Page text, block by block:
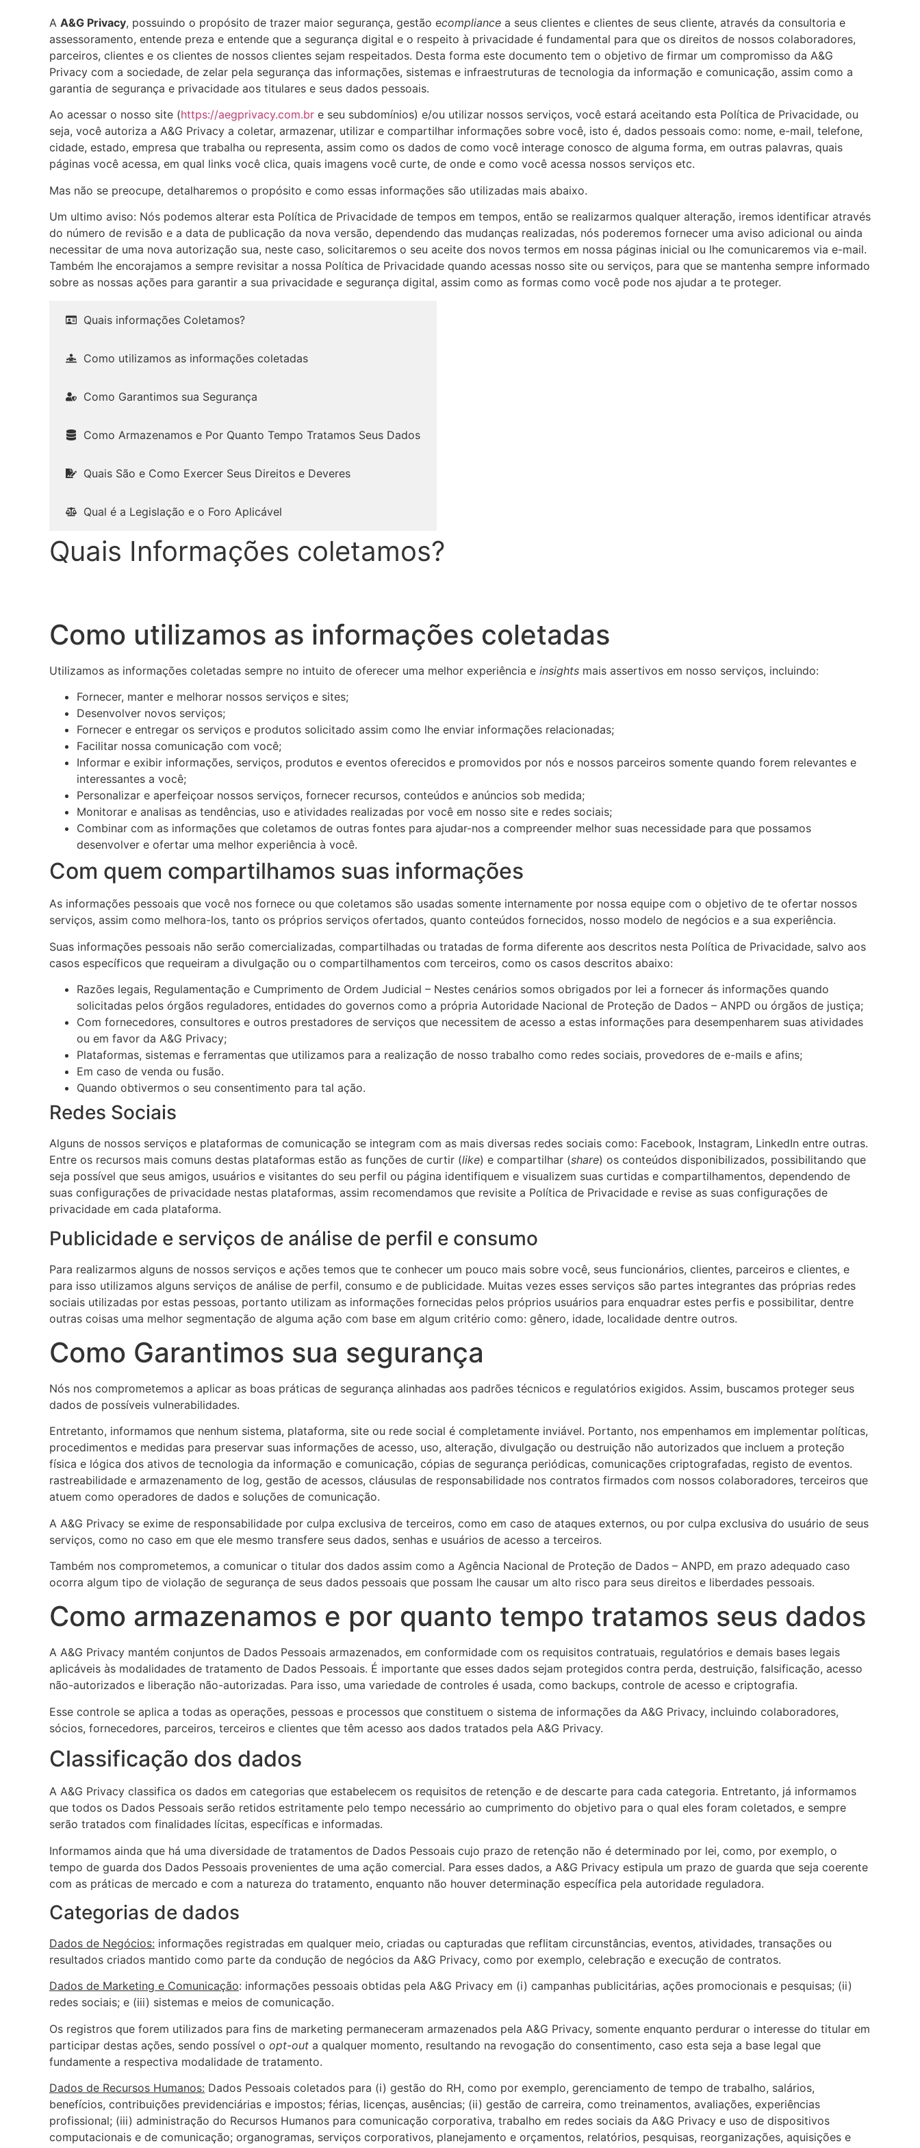
A A&G Privacy, possuindo o propósito de trazer maior segurança, gestão ecompliance a seus clientes e clientes de seus cliente, através da consultoria e
assessoramento, entende preza e entende que a segurança digital e o respeito à privacidade é fundamental para que os direitos de nossos colaboradores,
parceiros, clientes e os clientes de nossos clientes sejam respeitados. Desta forma este documento tem o objetivo de firmar um compromisso da A&G
Privacy com a sociedade, de zelar pela segurança das informações, sistemas e infraestruturas de tecnologia da informação e comunicação, assim como a
garantia de segurança e privacidade aos titulares e seus dados pessoais.
Ao acessar o nosso site (https://aegprivacy.com.br e seu subdomínios) e/ou utilizar nossos serviços, você estará aceitando esta Política de Privacidade, ou
seja, você autoriza a A&G Privacy a coletar, armazenar, utilizar e compartilhar informações sobre você, isto é, dados pessoais como: nome, e-mail, telefone,
cidade, estado, empresa que trabalha ou representa, assim como os dados de como você interage conosco de alguma forma, em outras palavras, quais
páginas você acessa, em qual links você clica, quais imagens você curte, de onde e como você acessa nossos serviços etc.
Mas não se preocupe, detalharemos o propósito e como essas informações são utilizadas mais abaixo.
Um ultimo aviso: Nós podemos alterar esta Política de Privacidade de tempos em tempos, então se realizarmos qualquer alteração, iremos identificar através
do número de revisão e a data de publicação da nova versão, dependendo das mudanças realizadas, nós poderemos fornecer uma aviso adicional ou ainda
necessitar de uma nova autorização sua, neste caso, solicitaremos o seu aceite dos novos termos em nossa páginas inicial ou lhe comunicaremos via e-mail.
Também lhe encorajamos a sempre revisitar a nossa Política de Privacidade quando acessas nosso site ou serviços, para que se mantenha sempre informado
sobre as nossas ações para garantir a sua privacidade e segurança digital, assim como as formas como você pode nos ajudar a te proteger.
Quais informações Coletamos?
Como utilizamos as informações coletadas
Como Garantimos sua Segurança
Como Armazenamos e Por Quanto Tempo Tratamos Seus Dados
Quais São e Como Exercer Seus Direitos e Deveres
Qual é a Legislação e o Foro Aplicável
Quais Informações coletamos?
Como utilizamos as informações coletadas
Utilizamos as informações coletadas sempre no intuito de oferecer uma melhor experiência e insights mais assertivos em nosso serviços, incluindo:
Fornecer, manter e melhorar nossos serviços e sites;
Desenvolver novos serviços;
Fornecer e entregar os serviços e produtos solicitado assim como lhe enviar informações relacionadas;
Facilitar nossa comunicação com você;
Informar e exibir informações, serviços, produtos e eventos oferecidos e promovidos por nós e nossos parceiros somente quando forem relevantes e
interessantes a você;
Personalizar e aperfeiçoar nossos serviços, fornecer recursos, conteúdos e anúncios sob medida;
Monitorar e analisas as tendências, uso e atividades realizadas por você em nosso site e redes sociais;
Combinar com as informações que coletamos de outras fontes para ajudar-nos a compreender melhor suas necessidade para que possamos
desenvolver e ofertar uma melhor experiência à você.
Com quem compartilhamos suas informações
As informações pessoais que você nos fornece ou que coletamos são usadas somente internamente por nossa equipe com o objetivo de te ofertar nossos
serviços, assim como melhora-los, tanto os próprios serviços ofertados, quanto conteúdos fornecidos, nosso modelo de negócios e a sua experiência.
Suas informações pessoais não serão comercializadas, compartilhadas ou tratadas de forma diferente aos descritos nesta Política de Privacidade, salvo aos
casos específicos que requeiram a divulgação ou o compartilhamentos com terceiros, como os casos descritos abaixo:
Razões legais, Regulamentação e Cumprimento de Ordem Judicial – Nestes cenários somos obrigados por lei a fornecer ás informações quando
solicitadas pelos órgãos reguladores, entidades do governos como a própria Autoridade Nacional de Proteção de Dados – ANPD ou órgãos de justiça;
Com fornecedores, consultores e outros prestadores de serviços que necessitem de acesso a estas informações para desempenharem suas atividades
ou em favor da A&G Privacy;
Plataformas, sistemas e ferramentas que utilizamos para a realização de nosso trabalho como redes sociais, provedores de e-mails e afins;
Em caso de venda ou fusão.
Quando obtivermos o seu consentimento para tal ação.
Redes Sociais
Alguns de nossos serviços e plataformas de comunicação se integram com as mais diversas redes sociais como: Facebook, Instagram, LinkedIn entre outras.
Entre os recursos mais comuns destas plataformas estão as funções de curtir (like) e compartilhar (share) os conteúdos disponibilizados, possibilitando que
seja possível que seus amigos, usuários e visitantes do seu perfil ou página identifiquem e visualizem suas curtidas e compartilhamentos, dependendo de
suas configurações de privacidade nestas plataformas, assim recomendamos que revisite a Política de Privacidade e revise as suas configurações de
privacidade em cada plataforma.
Publicidade e serviços de análise de perfil e consumo
Para realizarmos alguns de nossos serviços e ações temos que te conhecer um pouco mais sobre você, seus funcionários, clientes, parceiros e clientes, e
para isso utilizamos alguns serviços de análise de perfil, consumo e de publicidade. Muitas vezes esses serviços são partes integrantes das próprias redes
sociais utilizadas por estas pessoas, portanto utilizam as informações fornecidas pelos próprios usuários para enquadrar estes perfis e possibilitar, dentre
outras coisas uma melhor segmentação de alguma ação com base em algum critério como: gênero, idade, localidade dentre outros.
Como Garantimos sua segurança
Nós nos comprometemos a aplicar as boas práticas de segurança alinhadas aos padrões técnicos e regulatórios exigidos. Assim, buscamos proteger seus
dados de possíveis vulnerabilidades.
Entretanto, informamos que nenhum sistema, plataforma, site ou rede social é completamente inviável. Portanto, nos empenhamos em implementar políticas,
procedimentos e medidas para preservar suas informações de acesso, uso, alteração, divulgação ou destruição não autorizados que incluem a proteção
física e lógica dos ativos de tecnologia da informação e comunicação, cópias de segurança periódicas, comunicações criptografadas, registo de eventos.
rastreabilidade e armazenamento de log, gestão de acessos, cláusulas de responsabilidade nos contratos firmados com nossos colaboradores, terceiros que
atuem como operadores de dados e soluções de comunicação.
A A&G Privacy se exime de responsabilidade por culpa exclusiva de terceiros, como em caso de ataques externos, ou por culpa exclusiva do usuário de seus
serviços, como no caso em que ele mesmo transfere seus dados, senhas e usuários de acesso a terceiros.
Também nos comprometemos, a comunicar o titular dos dados assim como a Agência Nacional de Proteção de Dados – ANPD, em prazo adequado caso
ocorra algum tipo de violação de segurança de seus dados pessoais que possam lhe causar um alto risco para seus direitos e liberdades pessoais.
Como armazenamos e por quanto tempo tratamos seus dados
A A&G Privacy mantém conjuntos de Dados Pessoais armazenados, em conformidade com os requisitos contratuais, regulatórios e demais bases legais
aplicáveis às modalidades de tratamento de Dados Pessoais. É importante que esses dados sejam protegidos contra perda, destruição, falsificação, acesso
não-autorizados e liberação não-autorizadas. Para isso, uma variedade de controles é usada, como backups, controle de acesso e criptografia.
Esse controle se aplica a todas as operações, pessoas e processos que constituem o sistema de informações da A&G Privacy, incluindo colaboradores,
sócios, fornecedores, parceiros, terceiros e clientes que têm acesso aos dados tratados pela A&G Privacy.
Classificação dos dados
A A&G Privacy classifica os dados em categorias que estabelecem os requisitos de retenção e de descarte para cada categoria. Entretanto, já informamos
que todos os Dados Pessoais serão retidos estritamente pelo tempo necessário ao cumprimento do objetivo para o qual eles foram coletados, e sempre
serão tratados com finalidades lícitas, específicas e informadas.
Informamos ainda que há uma diversidade de tratamentos de Dados Pessoais cujo prazo de retenção não é determinado por lei, como, por exemplo, o
tempo de guarda dos Dados Pessoais provenientes de uma ação comercial. Para esses dados, a A&G Privacy estipula um prazo de guarda que seja coerente
com as práticas de mercado e com a natureza do tratamento, enquanto não houver determinação específica pela autoridade reguladora.
Categorias de dados
Dados de Negócios: informações registradas em qualquer meio, criadas ou capturadas que reflitam circunstâncias, eventos, atividades, transações ou
resultados criados mantido como parte da condução de negócios da A&G Privacy, como por exemplo, celebração e execução de contratos.
Dados de Marketing e Comunicação: informações pessoais obtidas pela A&G Privacy em (i) campanhas publicitárias, ações promocionais e pesquisas; (ii)
redes sociais; e (iii) sistemas e meios de comunicação.
Os registros que forem utilizados para fins de marketing permaneceram armazenados pela A&G Privacy, somente enquanto perdurar o interesse do titular em
participar destas ações, sendo possível o opt-out a qualquer momento, resultando na revogação do consentimento, caso esta seja a base legal que
fundamente a respectiva modalidade de tratamento.
Dados de Recursos Humanos: Dados Pessoais coletados para (i) gestão do RH, como por exemplo, gerenciamento de tempo de trabalho, salários,
benefícios, contribuições previdenciárias e impostos; férias, licenças, ausências; (ii) gestão de carreira, como treinamentos, avaliações, experiências
profissional; (iii) administração do Recursos Humanos para comunicação corporativa, trabalho em redes sociais da A&G Privacy e uso de dispositivos
computacionais e de comunicação; organogramas, serviços corporativos, planejamento e orçamentos, relatórios, pesquisas, reorganizações, aquisições e